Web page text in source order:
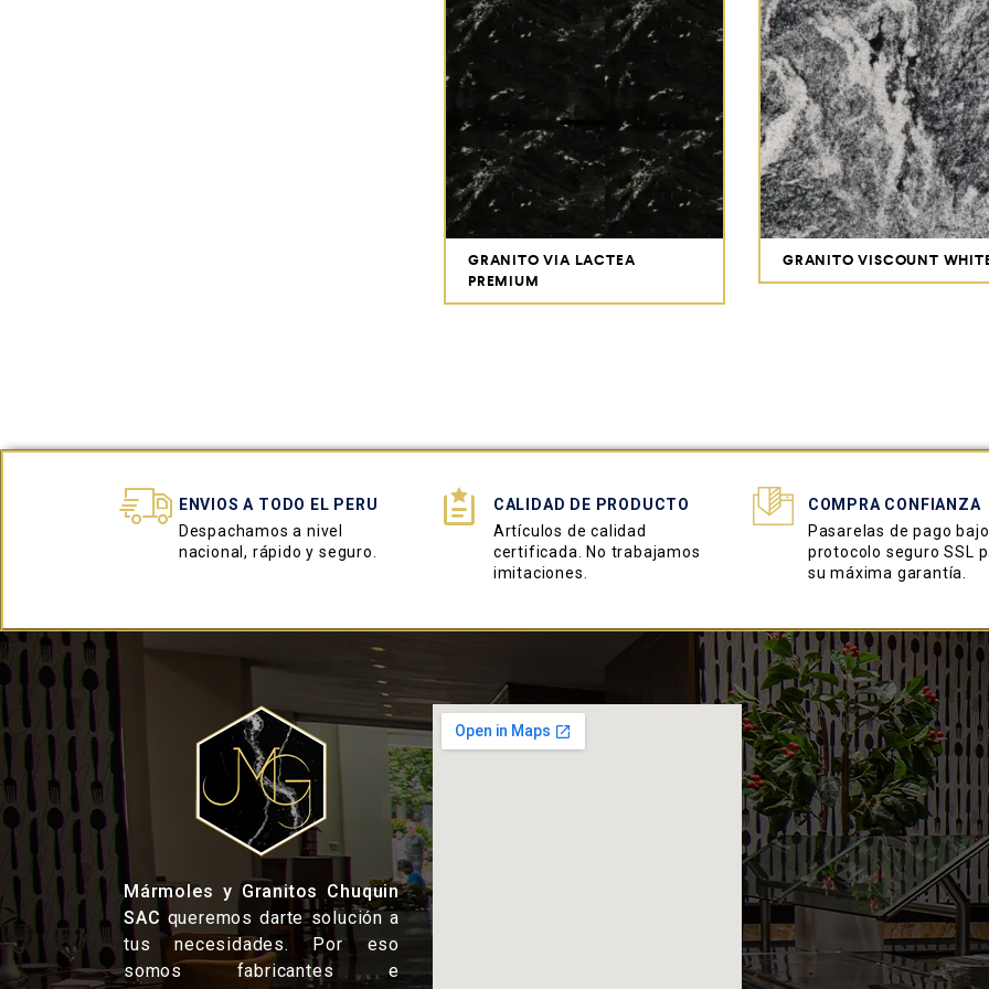
GRANITO VIA LACTEA
PREMIUM
GRANITO VISCOUNT
ENVIOS A TODO EL PERU
Despachamos a nivel
nacional, rápido y seguro.
CALIDAD DE PRODUCTO
Artículos de calidad
certificada. No trabajamos
imitaciones.
COMPRA CONFIANZA
Pasarelas de pago bajo
protocolo seguro SSL
su máxima garantía.
Mármoles y Granitos Chuquin
SAC queremos darte solución a
tus necesidades. Por eso
somos fabricantes e